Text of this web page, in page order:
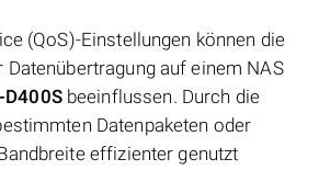
(QoS)-Einstellungen können die
auf einem NAS
D400Sbeeinflussen. Durch die
Datenpaketen oder
effizienter genutzt